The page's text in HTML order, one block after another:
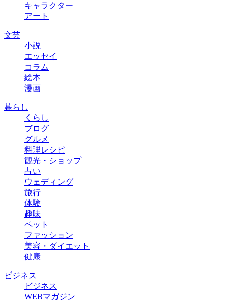
キャラクター
アート
文芸
小説
エッセイ
コラム
絵本
漫画
暮らし
くらし
ブログ
グルメ
料理レシピ
観光・ショップ
占い
ウェディング
旅行
体験
趣味
ペット
ファッション
美容・ダイエット
健康
ビジネス
ビジネス
WEBマガジン